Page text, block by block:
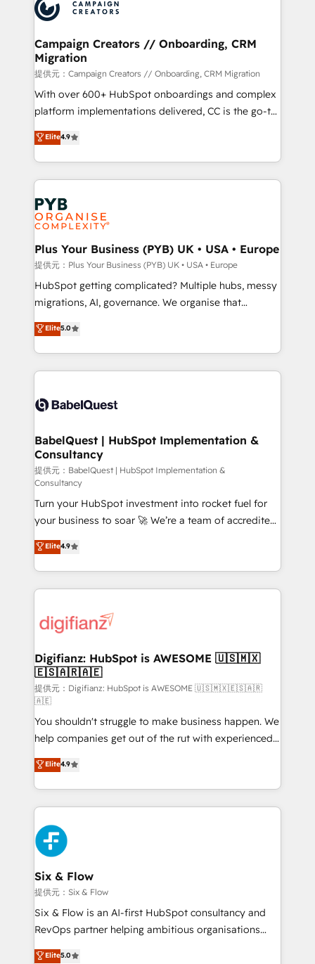
extensive experience working with tech companies
and manufacturers since 2002, we are committed to
empowering our clients and developing their
autonomy. Get to grips with HubSpot through
guided implementation and seamless integration of
the CRM platform into your digital ecosystem. Would
you like support in deploying your inbound
to your needs and sales objectives. With 125+
certifications, we are part of the most certified
services are offered in both English & French.
Campaign Creators // Onboarding, CRM
Migration
提供元：Campaign Creators // Onboarding, CRM Migration
With over 600+ HubSpot onboardings and complex
platform implementations delivered, CC is the go-to
Elite Solutions Partner for businesses ready to
migrate, replatform, and scale smarter. We specialize
in high-impact CRM and CMS migrations and
onboarding from platforms like Salesforce, NetSuite,
Zoho, Pardot, Marketo, Microsoft Dynamics, Wix,
WordPress and legacy CRMs, turning fragmented
systems into unified, growth-ready HubSpot
architectures that accelerate revenue operations and
performance. - Multi-object CRM migration, cleanup,
and implementation. - Pre-built and custom
integrations across your full tech stack. - Custom
- Dashboards, lifecycle campaigns, and lead
nurturing sequences. - Cross-hub setup across
scalable retainers. Let’s make HubSpot your most
powerful growth engine. Built to convert, scale, and
Elite4.9
Plus Your Business (PYB) UK • USA • Europe
提供元：Plus Your Business (PYB) UK • USA • Europe
HubSpot getting complicated? Multiple hubs, messy
migrations, AI, governance. We organise that
complexity, so your team can put HubSpot to work...
Welcome to our Profile! We help with: • CRM
implementation, reports, workflows, and team
training • CRM migration from Salesforce, Pipedrive,
custom API integrations with ERP (and other
operations A little about us: • Boutique 'Elite' team of
12 • 150+ clients across Sales Hub, Marketing Hub,
Service Hub, Data Hub and CMS • ISO/IEC
27001:2022, ISO 9001:2015, and ISO 42001:2023
certified - the AI management standard • GuardHub:
our AI governance framework, built on ISO 42001
Ready for the next step? Click the 👈 '𝗖𝗼𝗻𝘁𝗮𝗰𝘁
𝗯𝘂𝘀𝗶𝗻𝗲𝘀𝘀' button to get in touch (𝘸𝘦'𝘳𝘦 𝘴𝘶𝘱𝘦𝘳
𝘳𝘦𝘴𝘱𝘰𝘯𝘴𝘪𝘷𝘦)
Elite5.0
BabelQuest | HubSpot Implementation &
Consultancy
提供元：BabelQuest | HubSpot Implementation &
Consultancy
Turn your HubSpot investment into rocket fuel for
your business to soar 🚀 We’re a team of accredited
HubSpot experts ready to help you. We can
implement the platform into complex business
environments, optimise what you've got and make
sure you can actually use it, build your website in
for you and execute it on HubSpot. We are on the
framework, meaning we've been accredited by
HubSpot and vetted by the CCS, which means we
can support public sector companies as well the
other ones listed in our profile. Our services: -
HubSpot implementation - HubSpot CMS website
build We can do lots of things. But everything we do
is there for you to: - Grow revenue, and run your
business more efficiently - Build stronger
relationships with customers - Make better
decisions with data - Find a new voice and reach
more people - Get the most out of your HubSpot
investment
Elite4.9
Digifianz: HubSpot is AWESOME 🇺🇸🇲🇽
🇪🇸🇦🇷🇦🇪
提供元：Digifianz: HubSpot is AWESOME 🇺🇸🇲🇽🇪🇸🇦🇷
🇦🇪
You shouldn't struggle to make business happen. We
help companies get out of the rut with experienced,
process-oriented teams implementing HubSpot
Marketing, Sales, Service, CMS and Operations Hub,
so selling and actually engaging with your customers
feels easy and pain-free. We are a top ranked
HubSpot Elite Partner, winner of Rookie of the Year
and Customer First Awards, 4.9/5 rating in HubSpot
Reviews and 4.9/5 rating in Clutch Reviews. Digifianz
helps the following industries: logistics & 3PL, home
improvement & construction, branding and
commercialization, real estate, health, education,
SaaS, Software Dev & IT and consulting, make the
the United States, EU, UAE, Mexico and Latin
Elite4.9
Six & Flow
提供元：Six & Flow
Six & Flow is an AI-first HubSpot consultancy and
RevOps partner helping ambitious organisations
grow with clarity, confidence, and intelligence.
Elite5.0